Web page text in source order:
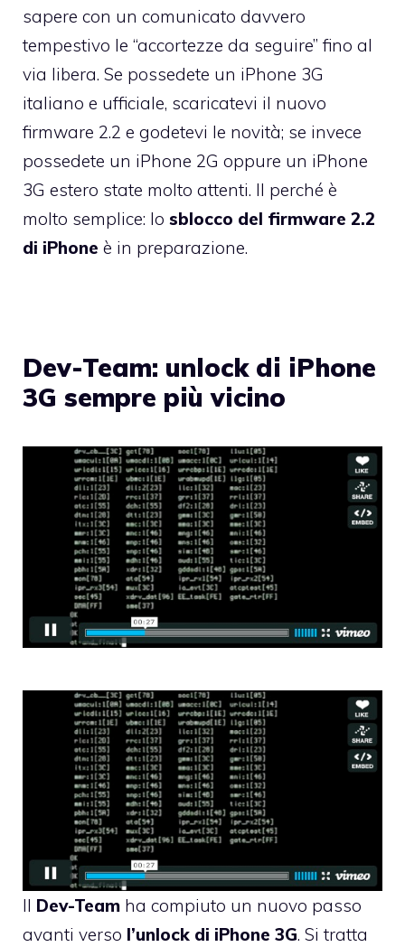
sapere con un comunicato davvero
tempestivo le “accortezze da seguire” fino al
via libera. Se possedete un iPhone 3G
italiano e ufficiale, scaricatevi il nuovo
firmware 2.2 e godetevi le novità; se invece
possedete un iPhone 2G oppure un iPhone
3G estero state molto attenti. Il perché è
molto semplice: lo sblocco del firmware 2.2
di iPhone è in preparazione.
Dev-Team: unlock di iPhone
3G sempre più vicino
Il Dev-Team ha compiuto un nuovo passo
avanti verso l’unlock di iPhone 3G. Si tratta